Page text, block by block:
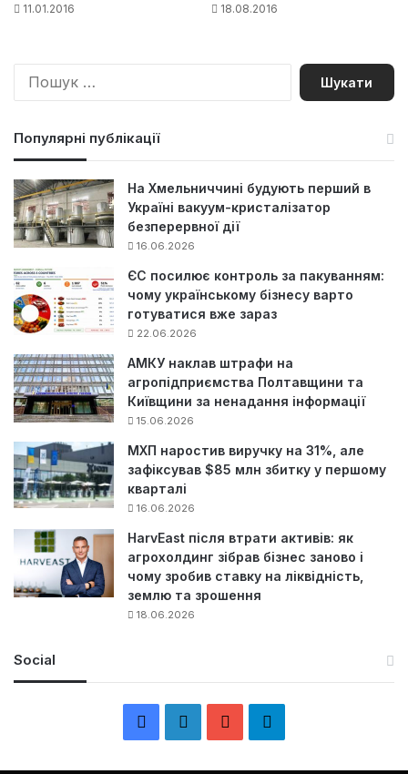
11.01.2016 18.08.2016
П
Популярні публікації
На Хмельниччині будують перший в
Україні вакуум-кристалізатор
безперервної дії
16.06.2026
ЄС посилює контроль за пакуванням:
чому українському бізнесу варто
готуватися вже зараз
22.06.2026
АМКУ наклав штрафи на
агропідприємства Полтавщини та
Київщини за ненадання інформації
15.06.2026
МХП наростив виручку на 31%, але
зафіксував $85 млн збитку у першому
кварталі
16.06.2026
HarvEast після втрати активів: як
агрохолдинг зібрав бізнес заново і
чому зробив ставку на ліквідність,
землю та зрошення
18.06.2026
Social